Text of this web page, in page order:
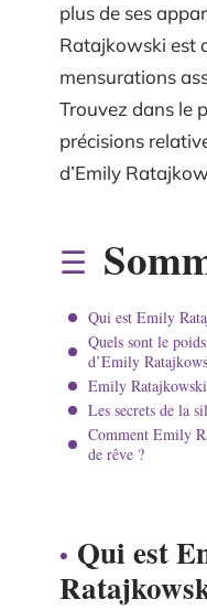
plus de ses
Ratajkowski est
mensurations
Trouvez dans le
précisions
d’Emily
Qui est Emily
Quels sont le
d’Emily
Emily
Les secrets de la
Comment Emily
de rêve ?
Qui est